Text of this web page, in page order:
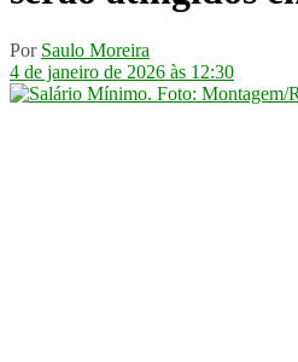
Por Saulo Moreira
4 de janeiro de 2026 às 12:30